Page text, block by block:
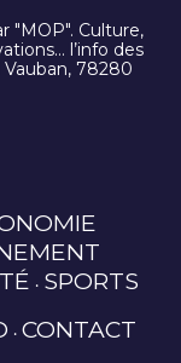
"MOP". Culture,
l’info des
78280
SPORTS
CONTACT